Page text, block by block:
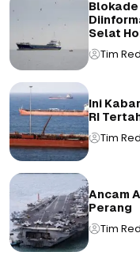
Blokade
Selat
Tim
Ini
RI
Tim
Ancam
Perang
Tim